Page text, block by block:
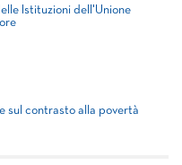
Istituzioni dell'Unione
sul contrasto alla povertà